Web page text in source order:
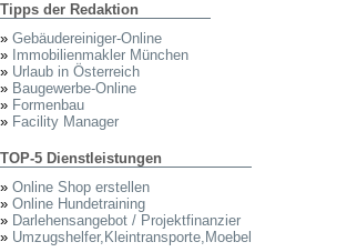
Tipps der Redaktion
» Gebäudereiniger-Online
» Immobilienmakler München
» Urlaub in Österreich
» Baugewerbe-Online
» Formenbau
» Facility Manager
TOP-5 Dienstleistungen
» Online Shop erstellen
» Online Hundetraining
» Darlehensangebot / Projektfinanzier
» Umzugshelfer,Kleintransporte,Moebel